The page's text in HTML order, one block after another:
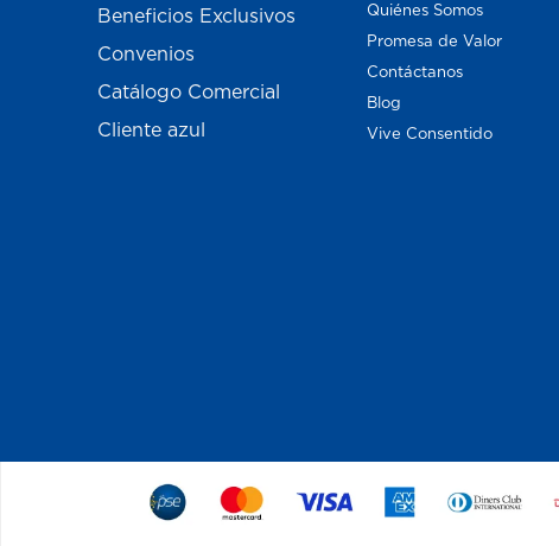
Beneficios Exclusivos
Convenios
Catálogo Comercial
Cliente azul
Quiénes Somos
Promesa de Valor
Contáctanos
Blog
Vive Consentido